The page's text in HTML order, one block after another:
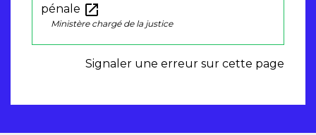
pénale open_in_new
Ministère chargé de la justice
Signaler une erreur sur cette page